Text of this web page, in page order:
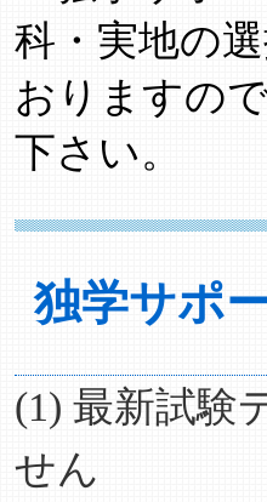
科・実地の
おりますの
下さい。
独学サポ
(1) 最新試
せん